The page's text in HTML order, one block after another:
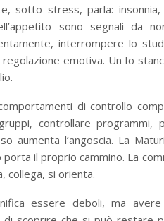
sotto stress, parla:
sono segnali da
interrompere lo
emotiva. Un Io
di controllo
controllare
aumenta l’angoscia. La
il proprio cammino. La
collega, si orienta.
essere deboli, ma